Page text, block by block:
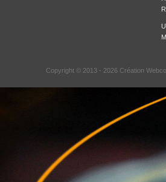
Copyright © 2013 - 2026 Création